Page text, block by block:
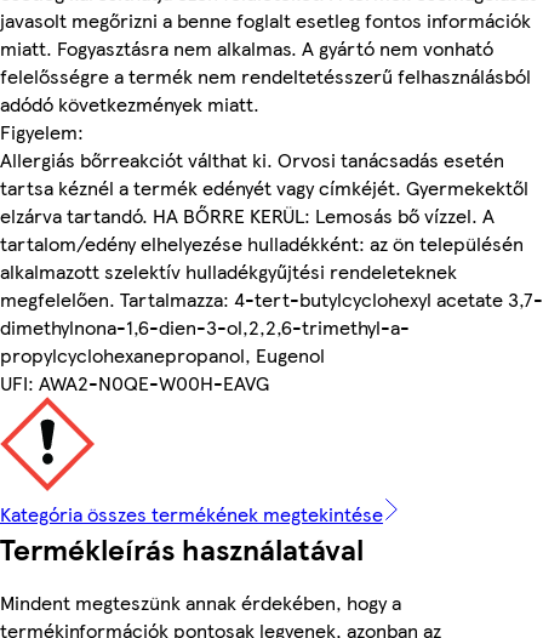
javasolt megőrizni a benne foglalt esetleg fontos információk
miatt. Fogyasztásra nem alkalmas. A gyártó nem vonható
felelősségre a termék nem rendeltetésszerű felhasználásból
adódó következmények miatt.
Figyelem:
Allergiás bőrreakciót válthat ki. Orvosi tanácsadás esetén
tartsa kéznél a termék edényét vagy címkéjét. Gyermekektől
elzárva tartandó. HA BŐRRE KERÜL: Lemosás bő vízzel. A
tartalom/edény elhelyezése hulladékként: az ön településén
alkalmazott szelektív hulladékgyűjtési rendeleteknek
megfelelően. Tartalmazza: 4-tert-butylcyclohexyl acetate 3,7-
dimethylnona-1,6-dien-3-ol,2,2,6-trimethyl-a-
propylcyclohexanepropanol, Eugenol
UFI: AWA2-N0QE-W00H-EAVG
Kategória összes termékének megtekintése
Termékleírás használatával
Mindent megteszünk annak érdekében, hogy a
termékinformációk pontosak legyenek, azonban az